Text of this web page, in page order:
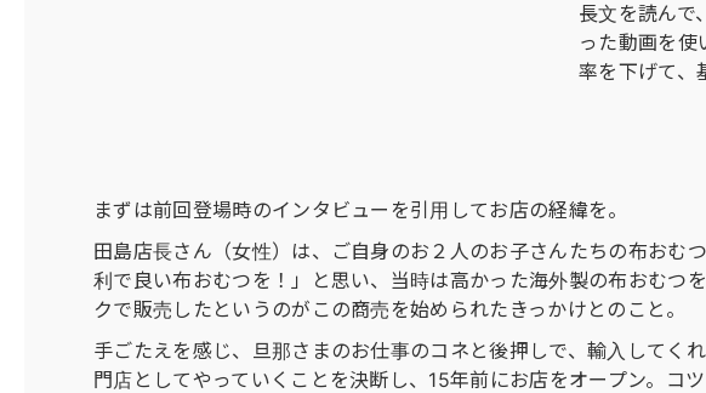
長文を読んで
った動画を使
率を下げて、
まずは前回登場時のインタビューを引用してお店の経緯を。
田島店長さん（女性）は、ご自身のお２人のお子さんたちの布おむ
利で良い布おむつを！」と思い、当時は高かった海外製の布おむつ
クで販売したというのがこの商売を始められたきっかけとのこと。
手ごたえを感じ、旦那さまのお仕事のコネと後押しで、輸入してく
門店としてやっていくことを決断し、15年前にお店をオープン。コ